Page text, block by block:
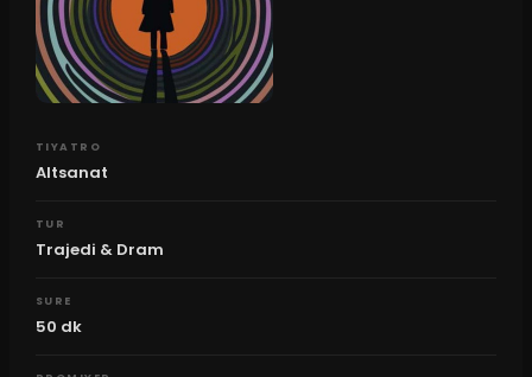
TIYATRO
Altsanat
TUR
Trajedi & Dram
SURE
50 dk